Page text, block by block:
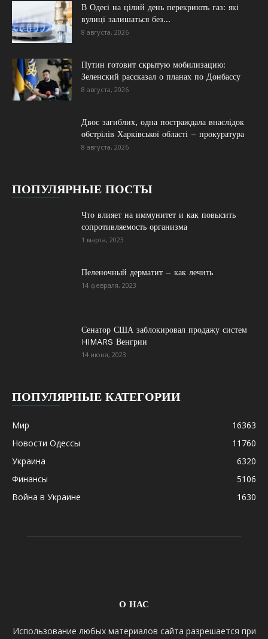
В Одесі на цілий день перекриють газ: які
вулиці залишаться без...
8 августа, 2026
Путин готовит скрытую мобилизацию:
Зеленский рассказал о планах по Донбассу
8 августа, 2026
Двоє загиблих, одна постраждала внаслідок
обстрілів Харківської області – прокуратура
8 августа, 2026
ПОПУЛЯРНЫЕ ПОСТЫ
Что влияет на иммунитет и как повысить
сопротивляемость организма
1 марта, 2023
Пеленочный дерматит – как лечить
14 февраля, 2023
Сенатор США заблокировал продажу систем
HIMARS Венгрии
14 июня, 2023
ПОПУЛЯРНЫЕ КАТЕГОРИИ
Мир
16363
Новости Одессы
11760
Украина
6320
Финансы
5106
Война в Украине
1630
О НАС
Использование любых материалов сайта разрешается при